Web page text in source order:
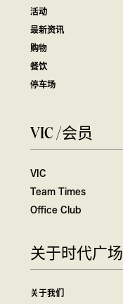
活动
最新资讯
购物
餐饮
停车场
VIC /会员
VIC
Team Times
Office Club
关于时代广场
关于我们